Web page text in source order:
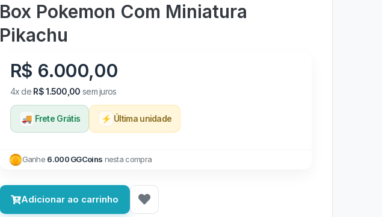
Box Pokemon Com Miniatura
Pikachu
R$ 6.000,00
4x de R$ 1.500,00 sem juros
🚚 Frete Grátis ⚡ Última unidade
Ganhe 6.000 GGCoins nesta compra
Adicionar ao carrinho